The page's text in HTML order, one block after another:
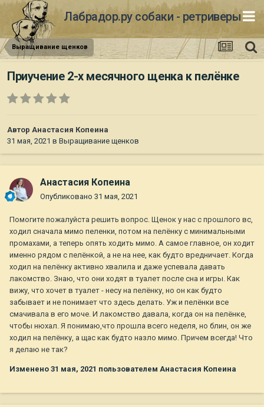
Лабрадор.ру собаки - ретриверы
Выращивание щенков
Приучение 2-х месячного щенка к пелёнке
Автор Анастасия Копеина
31 мая, 2021 в Выращивание щенков
Анастасия Копеина
Опубликовано 31 мая, 2021
Помогите пожалуйста решить вопрос. Щенок у нас с прошлого вс,
ходил сначала мимо пеленки, потом на пелёнку с минимальными
промахами, а теперь опять ходить мимо. А самое главное, он ходит
именно рядом с пелёнкой, а не на нее, как будто вредничает. Когда
ходил на пелёнку активно хвалила и даже успевала давать
лакомство. Знаю, что они ходят в туалет после сна и игры. Как
вижу, что хочет в туалет - несу на пелёнку, но он как будто
забывает и не понимает что здесь делать. Уж и пелёнки все
смачивала в его моче. И лакомство давала, когда он на пелёнке,
чтобы нюхал. Я понимаю,что прошла всего неделя, но блин, он же
ходил на пелёнку, а щас как будто назло мимо. Причем всегда! Что
я делаю не так?
Изменено 31 мая, 2021 пользователем Анастасия Копеина